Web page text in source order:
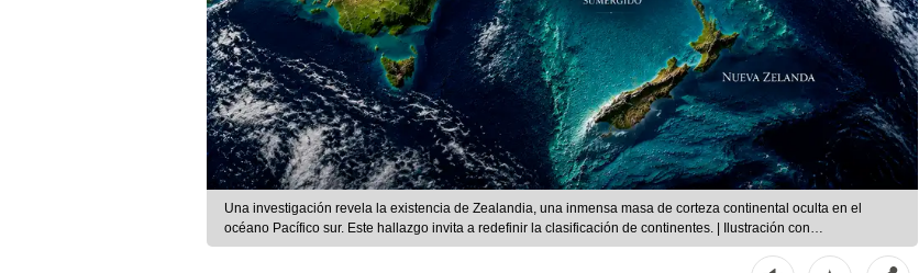
Una investigación revela la existencia de Zealandia, una inmensa masa de corteza continental oculta en el
océano Pacífico sur. Este hallazgo invita a redefinir la clasificación de continentes. | Ilustración con
IA/ChatGPT/CDN